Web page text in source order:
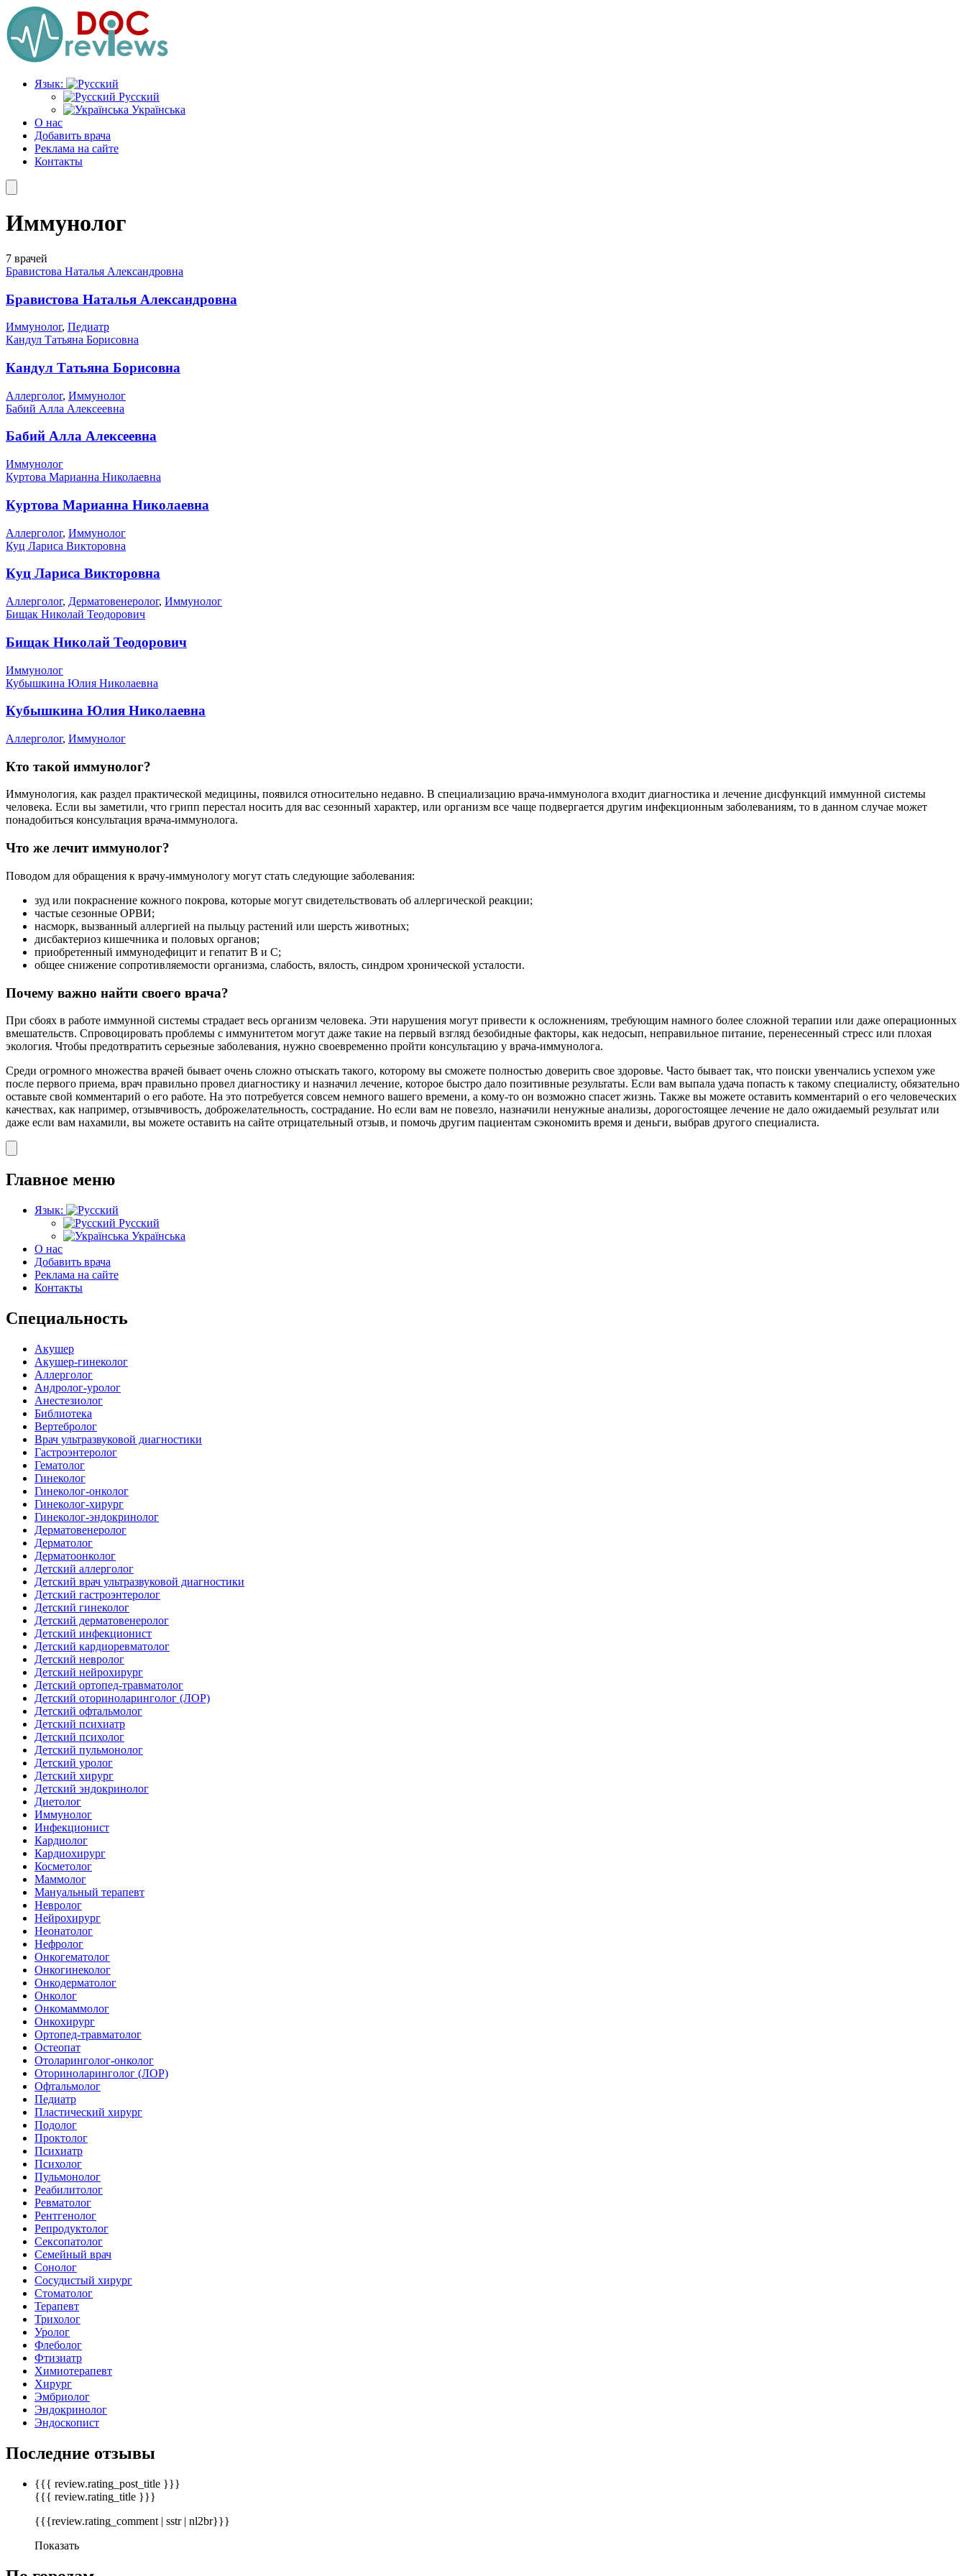
Перейти
к
содержимому
Язык:
Русский
Українська
О нас
Добавить врача
Реклама на сайте
Контакты
Иммунолог
7 врачей
Бравистова Наталья Александровна
Бравистова Наталья Александровна
Иммунолог, Педиатр
Кандул Татьяна Борисовна
Кандул Татьяна Борисовна
Аллерголог, Иммунолог
Бабий Алла Алексеевна
Бабий Алла Алексеевна
Иммунолог
Куртова Марианна Николаевна
Куртова Марианна Николаевна
Аллерголог, Иммунолог
Куц Лариса Викторовна
Куц Лариса Викторовна
Аллерголог, Дерматовенеролог, Иммунолог
Бищак Николай Теодорович
Бищак Николай Теодорович
Иммунолог
Кубышкина Юлия Николаевна
Кубышкина Юлия Николаевна
Аллерголог, Иммунолог
Кто такой иммунолог?
Иммунология, как раздел практической медицины, появился относительно недавно. В специализацию врача-иммунолога входит диагностика и лечение дисфункций иммунной системы
человека. Если вы заметили, что грипп перестал носить для вас сезонный характер, или организм все чаще подвергается другим инфекционным заболеваниям, то в данном случае может
понадобиться консультация врача-иммунолога.
Что же лечит иммунолог?
Поводом для обращения к врачу-иммунологу могут стать следующие заболевания:
зуд или покраснение кожного покрова, которые могут свидетельствовать об аллергической реакции;
частые сезонные ОРВИ;
насморк, вызванный аллергией на пыльцу растений или шерсть животных;
дисбактериоз кишечника и половых органов;
приобретенный иммунодефицит и гепатит B и C;
общее снижение сопротивляемости организма, слабость, вялость, синдром хронической усталости.
Почему важно найти своего врача?
При сбоях в работе иммунной системы страдает весь организм человека. Эти нарушения могут привести к осложнениям, требующим намного более сложной терапии или даже операционных
вмешательств. Спровоцировать проблемы с иммунитетом могут даже такие на первый взгляд безобидные факторы, как недосып, неправильное питание, перенесенный стресс или плохая
экология. Чтобы предотвратить серьезные заболевания, нужно своевременно пройти консультацию у врача-иммунолога.
Среди огромного множества врачей бывает очень сложно отыскать такого, которому вы сможете полностью доверить свое здоровье. Часто бывает так, что поиски увенчались успехом уже
после первого приема, врач правильно провел диагностику и назначил лечение, которое быстро дало позитивные результаты. Если вам выпала удача попасть к такому специалисту, обязательно
оставьте свой комментарий о его работе. На это потребуется совсем немного вашего времени, а кому-то он возможно спасет жизнь. Также вы можете оставить комментарий о его человеческих
качествах, как например, отзывчивость, доброжелательность, сострадание. Но если вам не повезло, назначили ненужные анализы, дорогостоящее лечение не дало ожидаемый результат или
даже если вам нахамили, вы можете оставить на сайте отрицательный отзыв, и помочь другим пациентам сэкономить время и деньги, выбрав другого специалиста.
Главное меню
Язык:
Русский
Українська
О нас
Добавить врача
Реклама на сайте
Контакты
Специальность
Акушер
Акушер-гинеколог
Аллерголог
Андролог-уролог
Анестезиолог
Библиотека
Вертебролог
Врач ультразвуковой диагностики
Гастроэнтеролог
Гематолог
Гинеколог
Гинеколог-онколог
Гинеколог-хирург
Гинеколог-эндокринолог
Дерматовенеролог
Дерматолог
Дерматоонколог
Детский аллерголог
Детский врач ультразвуковой диагностики
Детский гастроэнтеролог
Детский гинеколог
Детский дерматовенеролог
Детский инфекционист
Детский кардиоревматолог
Детский невролог
Детский нейрохирург
Детский ортопед-травматолог
Детский оториноларинголог (ЛОР)
Детский офтальмолог
Детский психиатр
Детский психолог
Детский пульмонолог
Детский уролог
Детский хирург
Детский эндокринолог
Диетолог
Иммунолог
Инфекционист
Кардиолог
Кардиохирург
Косметолог
Маммолог
Мануальный терапевт
Невролог
Нейрохирург
Неонатолог
Нефролог
Онкогематолог
Онкогинеколог
Онкодерматолог
Онколог
Онкомаммолог
Онкохирург
Ортопед-травматолог
Остеопат
Отоларинголог-онколог
Оториноларинголог (ЛОР)
Офтальмолог
Педиатр
Пластический хирург
Подолог
Проктолог
Психиатр
Психолог
Пульмонолог
Реабилитолог
Ревматолог
Рентгенолог
Репродуктолог
Сексопатолог
Семейный врач
Сонолог
Сосудистый хирург
Стоматолог
Терапевт
Трихолог
Уролог
Флеболог
Фтизиатр
Химиотерапевт
Хирург
Эмбриолог
Эндокринолог
Эндоскопист
Последние отзывы
{{{ review.rating_post_title }}}
{{{ review.rating_title }}}
{{{review.rating_comment | sstr | nl2br}}}
Показать